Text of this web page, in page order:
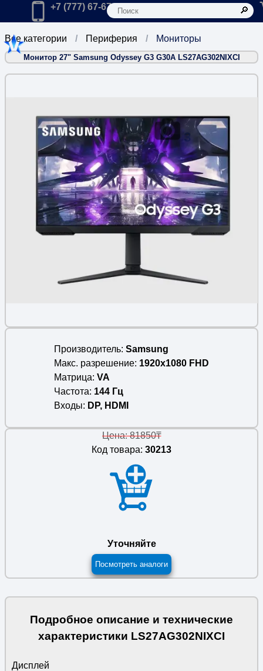
Главная
Позвонить в компанию по телефону:
+7 (777) 67-67-666
Мониторы
Периферия
Все категории
Монитор 27" Samsung Odyssey G3 G30A LS27AG302NIXCI
3
Производитель Samsung
Макс. разрешение 1920x1080 FHD
Матрица VA
Частота 144 Гц
Входы
DP, HDMI
Цена: 81850₸
Код товара: 30213
Уточняйте
Посмотреть аналоги
Подробное описание и технические
характеристики LS27AG302NIXCI
Дисплей